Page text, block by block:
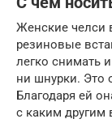
Женские челси
резиновые
легко снимать
ни шнурки. Это
Благодаря ей
с каким другим